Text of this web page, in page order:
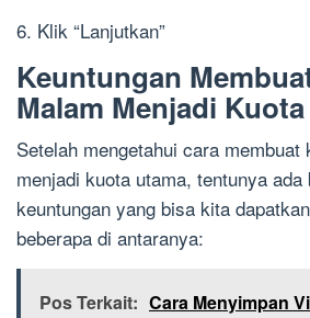
6. Klik “Lanjutkan”
Keuntungan
Malam Menjadi
Setelah mengetahui cara membuat
menjadi kuota utama, tentunya ada
keuntungan yang bisa kita
beberapa di antaranya:
Pos Terkait: Cara Menyimpan